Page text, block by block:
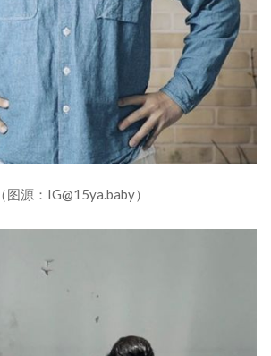
（图源：IG@15ya.baby）